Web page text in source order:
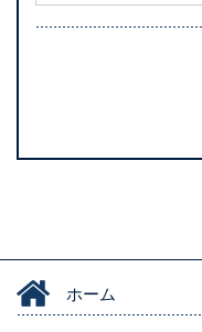
ホーム